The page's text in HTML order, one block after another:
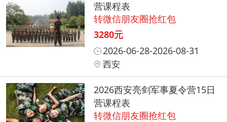
营课程表
转微信朋友圈抢红包
3280元
2026-06-28-2026-08-31
西安
2026西安亮剑军事夏令营15日
营课程表
转微信朋友圈抢红包